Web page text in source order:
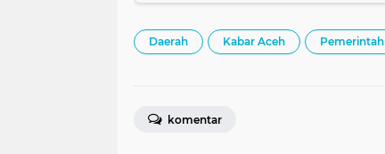
Daerah Kabar Aceh Pemerintah
komentar